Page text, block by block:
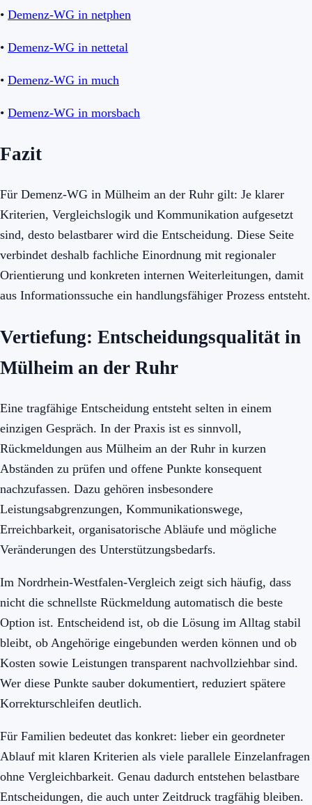
• Demenz-WG in netphen
• Demenz-WG in nettetal
• Demenz-WG in much
• Demenz-WG in morsbach
Fazit
Für Demenz-WG in Mülheim an der Ruhr gilt: Je klarer
Kriterien, Vergleichslogik und Kommunikation aufgesetzt
sind, desto belastbarer wird die Entscheidung. Diese Seite
verbindet deshalb fachliche Einordnung mit regionaler
Orientierung und konkreten internen Weiterleitungen, damit
aus Informationssuche ein handlungsfähiger Prozess entsteht.
Vertiefung: Entscheidungsqualität in
Mülheim an der Ruhr
Eine tragfähige Entscheidung entsteht selten in einem
einzigen Gespräch. In der Praxis ist es sinnvoll,
Rückmeldungen aus Mülheim an der Ruhr in kurzen
Abständen zu prüfen und offene Punkte konsequent
nachzufassen. Dazu gehören insbesondere
Leistungsabgrenzungen, Kommunikationswege,
Erreichbarkeit, organisatorische Abläufe und mögliche
Veränderungen des Unterstützungsbedarfs.
Im Nordrhein-Westfalen-Vergleich zeigt sich häufig, dass
nicht die schnellste Rückmeldung automatisch die beste
Option ist. Entscheidend ist, ob die Lösung im Alltag stabil
bleibt, ob Angehörige eingebunden werden können und ob
Kosten sowie Leistungen transparent nachvollziehbar sind.
Wer diese Punkte sauber dokumentiert, reduziert spätere
Korrekturschleifen deutlich.
Für Familien bedeutet das konkret: lieber ein geordneter
Ablauf mit klaren Kriterien als viele parallele Einzelanfragen
ohne Vergleichbarkeit. Genau dadurch entstehen belastbare
Entscheidungen, die auch unter Zeitdruck tragfähig bleiben.